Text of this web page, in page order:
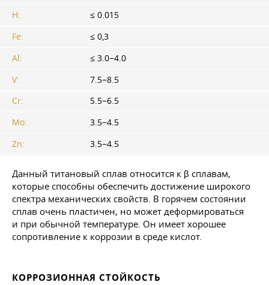
H:
≤ 0.015
Fe:
≤ 0,3
Al:
≤ 3.0−4.0
V:
7.5−8.5
Cr:
5.5−6.5
Mo:
3.5−4.5
Zn:
3.5−4.5
Данный титановый сплав относится к β сплавам,
которые способны обеспечить достижение широкого
спектра механических свойств. В горячем состоянии
сплав очень пластичен, но может деформироваться
и при обычной температуре. Он имеет хорошее
сопротивление к коррозии в среде кислот.
КОРРОЗИОННАЯ СТОЙКОСТЬ